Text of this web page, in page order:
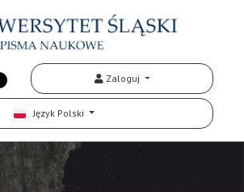
Zaloguj
Język Polski